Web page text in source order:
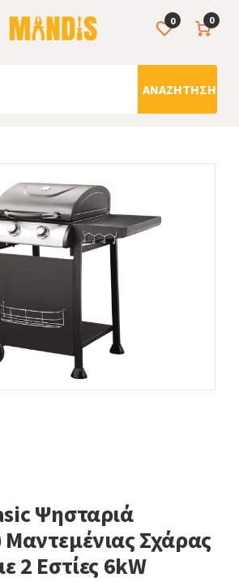
0
ΑΝΑΖΉΤΗΣΗ
0
Ψησταριά
Μαντεμένιας Σχάρας
2 Εστίες 6kW